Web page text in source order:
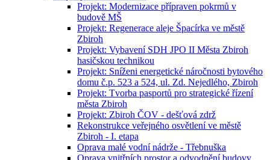
Projekt: Modernizace přípraven pokrmů v
budově MŠ
Projekt: Regenerace aleje Špacírka ve městě
Zbiroh
Projekt: Vybavení SDH JPO II Města Zbiroh
hasičskou technikou
Projekt: Sníženi energetické náročnosti bytového
domu č.p. 523 a 524, ul. Zd. Nejedlého, Zbiroh
Projekt: Tvorba pasportů pro strategické řízení
města Zbiroh
Projekt: Zbiroh ČOV - dešťová zdrž
Rekonstrukce veřejného osvětlení ve městě
Zbiroh - I. etapa
Oprava malé vodní nádrže - Třebnuška
Oprava vnitřních prostor a odvodnění budovy